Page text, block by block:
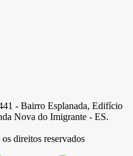
- Bairro Esplanada, Edifício
Nova do Imigrante - ES.
direitos reservados